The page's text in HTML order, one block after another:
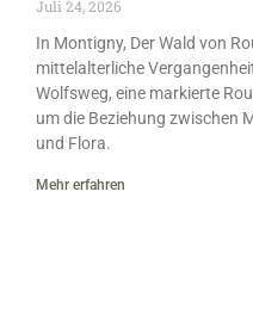
Juli 24, 2026
In Montigny, Der Wald von
mittelalterliche
Wolfsweg, eine markierte
um die Beziehung zwischen
und Flora.
Mehr erfahren